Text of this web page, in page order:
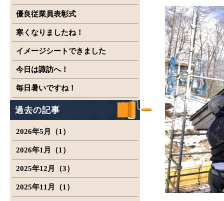
優良従業員表彰式
寒くなりましたね！
イメージシートできました
今日は諏訪へ！
毎日暑いですね！
過去の記事
2026年5月（1）
2026年1月（1）
2025年12月（3）
2025年11月（1）